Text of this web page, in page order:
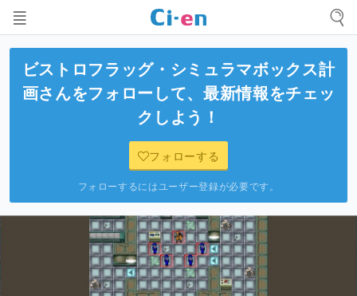
ビストロフラッグ・シミュラマボックス計
画さんをフォローして、最新情報をチェッ
クしよう！
フォローする
フォローするにはユーザー登録が必要です。